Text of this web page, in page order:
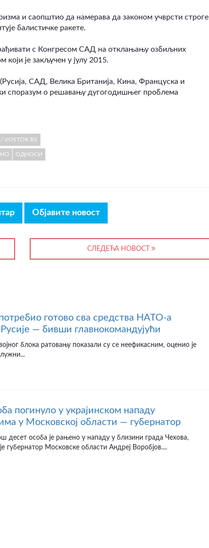
и саопштио да намерава да законом учврсти строге
балистичке ракете.
с Конгресом САД на отклањању озбиљних
је закључен у јулу 2015.
САД, Велика Британија, Кина, Француска и
споразум о решавању дугогодишњег проблема
ОДНОСИ
Објавите новост
СЛЕДЕЋА НОВОСТ
готово сва средства НАТО-а
— бивши главнокомандујући
блока ратовању показали су се неефикасним, оценио је
погинуло у украјинском нападу
у Московској области — губернатор
десет особа је рањено у нападу у близини града Чехова,
губернатор Московске области Андреј Воробјов....